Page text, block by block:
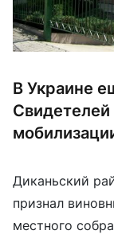
В Украине
Свидетелей
Диканьский
признал
местного